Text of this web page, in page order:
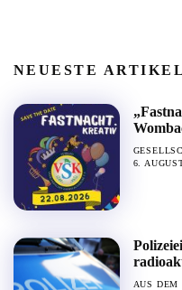
NEUESTE ARTIKEL
6.
AUS DEM